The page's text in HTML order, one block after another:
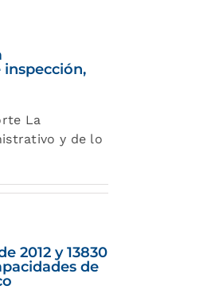
La
y de lo
2012 y 13830
de